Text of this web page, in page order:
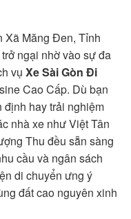
Xã Măng Đen, Tỉnh
ngại nhờ vào sự đa
vụ Xe Sài Gòn Đi
Cao Cấp. Dù bạn
hay trải nghiệm
nhà xe như Việt Tân
Thu đều sẵn sàng
cầu và ngân sách
di chuyển ưng ý
đất cao nguyên xinh